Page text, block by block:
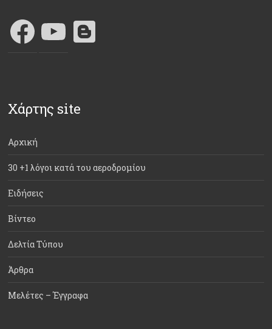
Χάρτης site
Αρχική
30 +1 λόγοι κατά του αεροδρομίου
Ειδήσεις
Βίντεο
Δελτία Τύπου
Άρθρα
Μελέτες – Έγγραφα